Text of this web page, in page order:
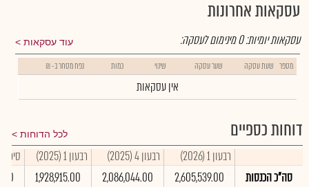
עסקאות אחרונות
עוד עסקאות עסקאות יומיות:0מינימום לעסקה:
מספר שעת עסקה שער עסקה שינוי כמות נפח מסחר ב- ₪
אין עסקאות
דוחות כספיים לכל הדוחות
רבעון 1 (2026) רבעון 4 (2025) רבעון 1 (2025)
סיכום
סה"כ הכנסות
2,605,539.00
2,086,044.00
1,928,915.00